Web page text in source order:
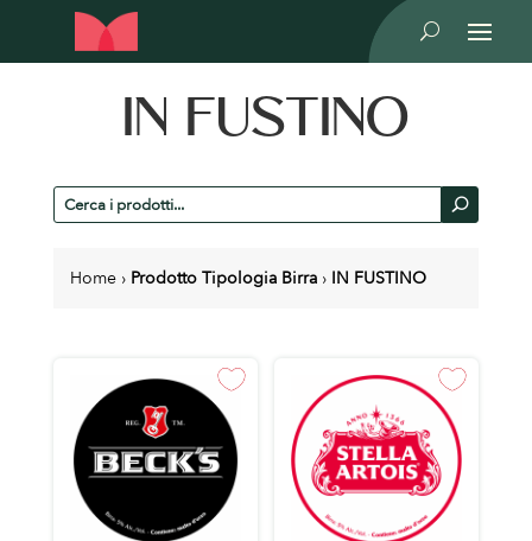
U
IN FUSTINO
Cerca
prodotti
U
Home › Prodotto Tipologia Birra › IN FUSTINO